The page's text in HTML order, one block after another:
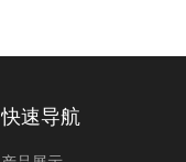
快速导航